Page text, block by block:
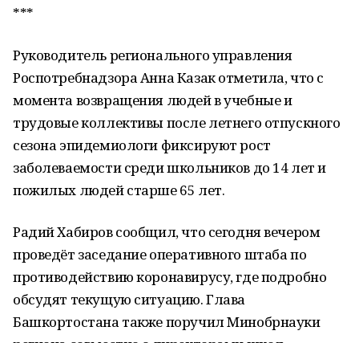
***
Руководитель регионального управления
Роспотребнадзора Анна Казак отметила, что с
момента возвращения людей в учебные и
трудовые коллективы после летнего отпускного
сезона эпидемиологи фиксируют рост
заболеваемости среди школьников до 14 лет и
пожилых людей старше 65 лет.
Радий Хабиров сообщил, что сегодня вечером
проведёт заседание оперативного штаба по
противодействию коронавирусу, где подробно
обсудят текущую ситуацию. Глава
Башкортостана также поручил Минобрнауки